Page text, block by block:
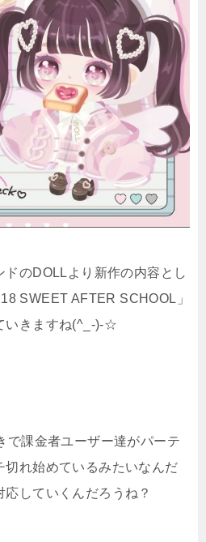
ドのDOLLより新作の内容とし
SWEET AFTER SCHOOL」
いきますね(^_-)-☆
で課金者ユーザー達がパーテ
切れ始めているみたいなんだ
していくんだろうね？